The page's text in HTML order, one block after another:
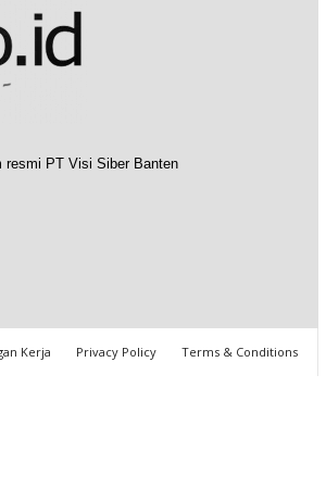
resmi PT Visi Siber Banten
Kerja Privacy Policy Terms & Conditions